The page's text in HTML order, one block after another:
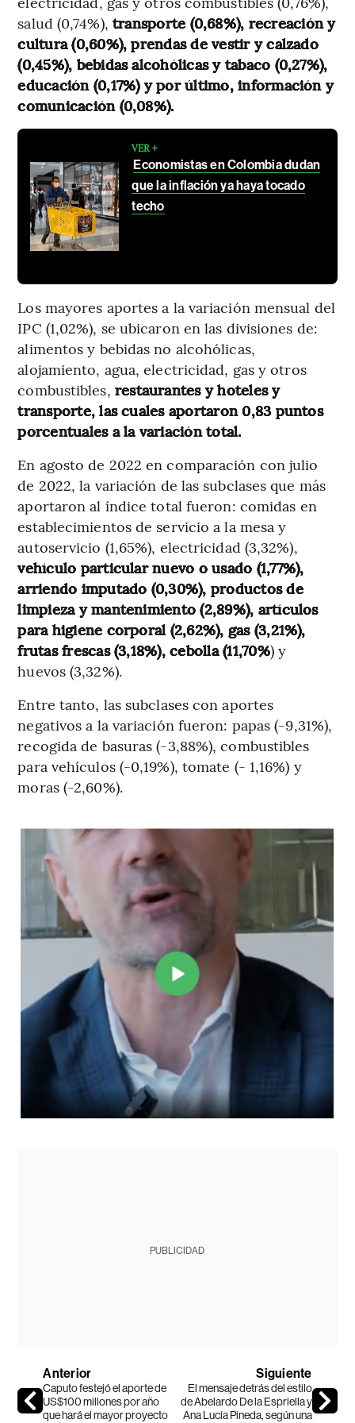
salud (0,74%), transporte (0,68%), recreación y
cultura (0,60%), prendas de vestir y calzado
(0,45%), bebidas alcohólicas y tabaco (0,27%),
educación (0,17%) y por último, información y
comunicación (0,08%).
VER +
Economistas en Colombia dudan
que la inflación ya haya tocado
techo
Los mayores aportes a la variación mensual del
IPC (1,02%), se ubicaron en las divisiones de:
alimentos y bebidas no alcohólicas,
alojamiento, agua, electricidad, gas y otros
combustibles, restaurantes y hoteles y
transporte, las cuales aportaron 0,83 puntos
porcentuales a la variación total.
En agosto de 2022 en comparación con julio
de 2022, la variación de las subclases que más
aportaron al índice total fueron: comidas en
establecimientos de servicio a la mesa y
autoservicio (1,65%), electricidad (3,32%),
vehículo particular nuevo o usado (1,77%),
arriendo imputado (0,30%), productos de
limpieza y mantenimiento (2,89%), artículos
para higiene corporal (2,62%), gas (3,21%),
frutas frescas (3,18%), cebolla (11,70%) y
huevos (3,32%).
Entre tanto, las subclases con aportes
negativos a la variación fueron: papas (-9,31%),
recogida de basuras (-3,88%), combustibles
para vehículos (-0,19%), tomate (- 1,16%) y
moras (-2,60%).
PUBLICIDAD
Anterior
Caputo festejó el aporte de
US$100 millones por año
que hará el mayor proyecto
Siguiente
El mensaje detrás del estilo
de Abelardo De la Espriella y
Ana Lucía Pineda, según una